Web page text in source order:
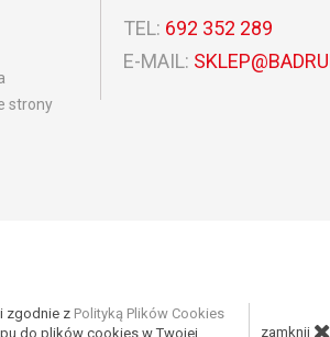
strony
TEL: 692 352 289
E-MAIL:
zgodnie z Polityką Plików Cookies
do plików cookies w Twojej
zamknij